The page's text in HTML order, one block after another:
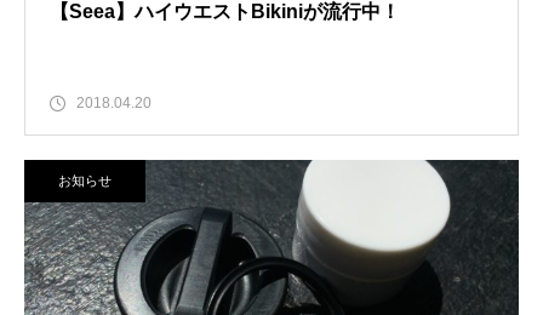
【Seea】ハイウエストBikiniが流行中！
2018.04.20
お知らせ